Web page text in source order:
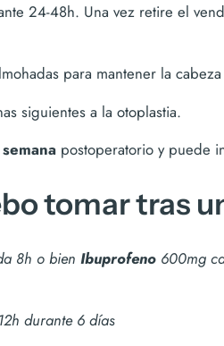
24-48h. Una vez retire el
para mantener la
siguientes a la otoplastia.
postoperatorio y puede
tomar tras
8h o bien Ibuprofeno 600mg
durante 6 días